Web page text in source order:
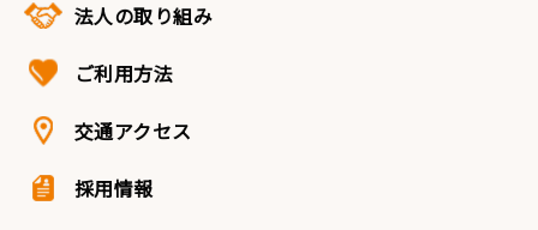
法人の取り組み
ご利用方法
交通アクセス
採用情報